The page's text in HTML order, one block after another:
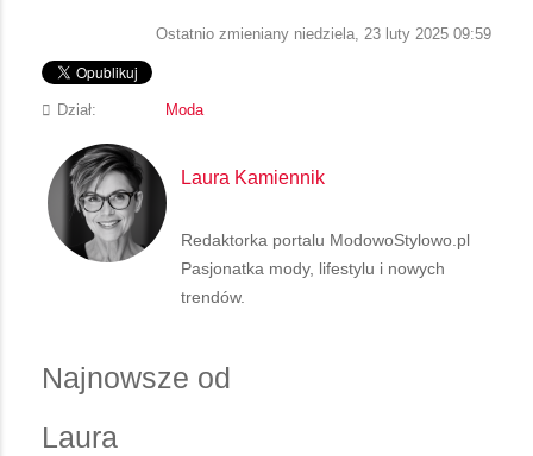
Ostatnio zmieniany niedziela, 23 luty 2025 09:59
Dział: Moda
Laura Kamiennik
Redaktorka portalu ModowoStylowo.pl
Pasjonatka mody, lifestylu i nowych
trendów.
Najnowsze od
Laura